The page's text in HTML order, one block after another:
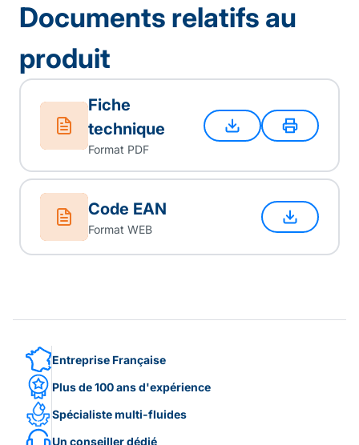
Documents relatifs au
produit
Fiche
technique
Format PDF
Code EAN
Format WEB
Entreprise Française
Plus de 100 ans d'expérience
Spécialiste multi-fluides
Un conseiller dédié